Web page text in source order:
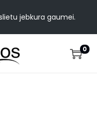
jebkura gaumei.
0